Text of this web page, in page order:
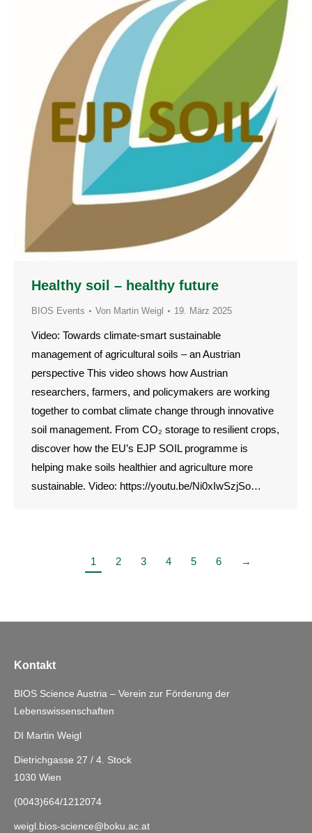
Healthy soil – healthy future
BIOS Events Von Martin Weigl 19. März 2025
Video: Towards climate-smart sustainable
management of agricultural soils – an Austrian
perspective This video shows how Austrian
researchers, farmers, and policymakers are working
together to combat climate change through innovative
soil management. From CO₂ storage to resilient crops,
discover how the EU’s EJP SOIL programme is
helping make soils healthier and agriculture more
sustainable. Video: https://youtu.be/Ni0xIwSzjSo…
1 2 3 4 5 6 →
Kontakt
BIOS Science Austria – Verein zur Förderung der
Lebenswissenschaften
DI Martin Weigl
Dietrichgasse 27 / 4. Stock
1030 Wien
(0043)664/1212074
weigl.bios-science@boku.ac.at